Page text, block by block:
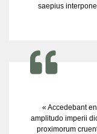
saepius
« Accedebant
amplitudo imperii
proximorum